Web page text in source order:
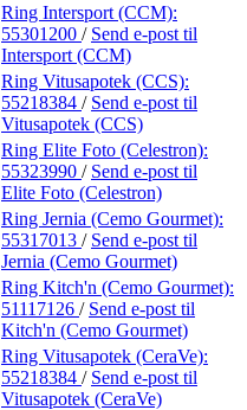
Ring Intersport (CCM):
55301200 / Send e-post til
Intersport (CCM)
Ring Vitusapotek (CCS):
55218384 / Send e-post til
Vitusapotek (CCS)
Ring Elite Foto (Celestron):
55323990 / Send e-post til
Elite Foto (Celestron)
Ring Jernia (Cemo Gourmet):
55317013 / Send e-post til
Jernia (Cemo Gourmet)
Ring Kitch'n (Cemo Gourmet):
51117126 / Send e-post til
Kitch'n (Cemo Gourmet)
Ring Vitusapotek (CeraVe):
55218384 / Send e-post til
Vitusapotek (CeraVe)